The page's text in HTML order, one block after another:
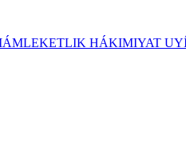
HÁKIMIYAT